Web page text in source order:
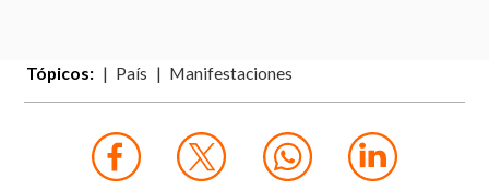
Tópicos: País Manifestaciones